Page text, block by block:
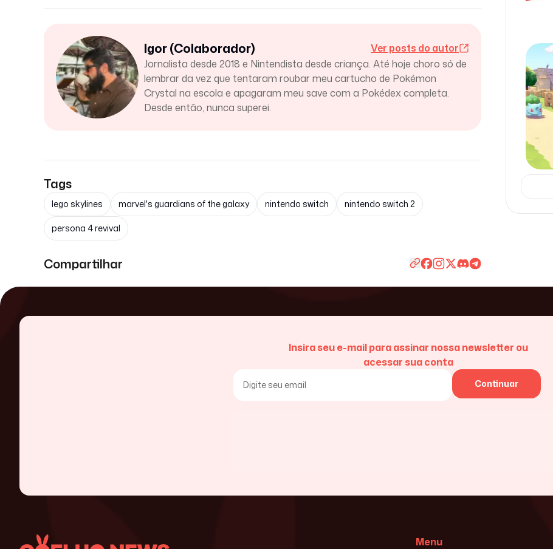
Igor (Colaborador)
Ver posts do autor
Jornalista desde 2018 e Nintendista desde criança. Até hoje choro só de
lembrar da vez que tentaram roubar meu cartucho de Pokémon
Crystal na escola e apagaram meu save com a Pokédex completa.
Desde então, nunca superei.
Tags
lego skylines marvel's guardians of the galaxy nintendo switch nintendo switch 2
persona 4 revival
Compartilhar
Insira seu e-mail para assinar nossa newsletter ou
acessar sua conta
Continuar
Menu